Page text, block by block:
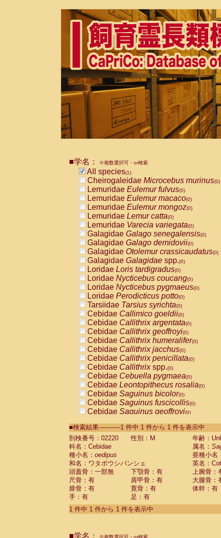
■学名： ※複数選択可・or検索
All species(1)
Cheirogaleidae Microcebus murinus(0)
Lemuridae Eulemur fulvus(0)
Lemuridae Eulemur macaco(0)
Lemuridae Eulemur mongoz(0)
Lemuridae Lemur catta(0)
Lemuridae Varecia variegata(0)
Galagidae Galago senegalensis(0)
Galagidae Galago demidovii(0)
Galagidae Otolemur crassicaudatus(0)
Galagidae Galagidae spp.(0)
Loridae Loris tardigradus(0)
Loridae Nycticebus coucang(0)
Loridae Nycticebus pygmaeus(0)
Loridae Perodicticus potto(0)
Tarsiidae Tarsius syrichta(0)
Cebidae Callimico goeldii(0)
Cebidae Callithrix argentata(0)
Cebidae Callithrix geoffroyi(0)
Cebidae Callithrix humeralifer(0)
Cebidae Callithrix jacchus(0)
Cebidae Callithrix penicillata(0)
Cebidae Callithrixspp.(0)
Cebidae Cebuella pygmaea(0)
Cebidae Leontopithecus rosalia(0)
Cebidae Saguinus bicolor(0)
Cebidae Saguinus fuscicollis(0)
Cebidae Saguinus geoffroyi(0)
CebidaeSaguinus labiatus(0)
Cebidae Saguinus leucopus (0)
Cebidae
Cebidae
CebidaeSaguinus nigricollis (0)
Cebidae Saguinus oedipus
Cebidae Saguinus weddelli
Cebidae Saguinusspp.
Cebidae Aotus trivirgatus
Cebidae Cebus albifrons
CebidaeCebus nigrivittatus
■検索結果-----------1 件中 1 件から 1 件を表示中
剖検番号：02220
性別：M
年齢：
科名：Cebidae
属名：
種小名： oedipus
亜種小名
和名：ワタボウシパンシェ
英名：
頭蓋骨：一部無
下顎骨：有
上腕骨：
尺骨：有
肩甲骨：有
大腿骨：
腓骨：有
寛骨：有
体幹：有
手：有
足：有
1 件中 1 件から 1 件を表示中
■学名： ※複数選択可・or検索